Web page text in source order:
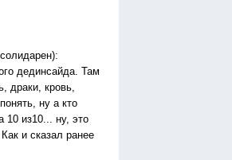
дединсайда. Там
драки, кровь,
ну а кто
10 из10... ну, это
и сказал ранее